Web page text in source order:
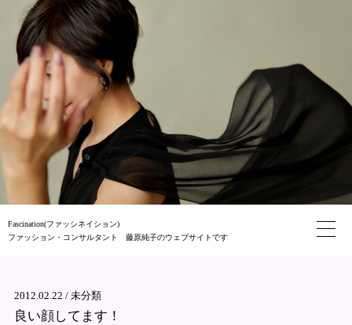
Fascination(ファッシネイション)
ファッション・コンサルタント 藤原純子のウェブサイトです
2012.02.22 / 未分類
良い顔してます！